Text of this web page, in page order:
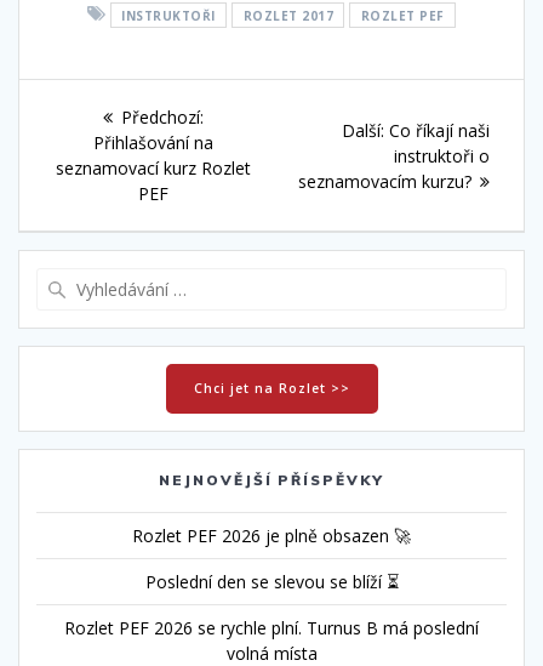
INSTRUKTOŘI ROZLET 2017 ROZLET PEF
Navigace
pro
příspěvek
Předchozí:
příspěvek:
Přihlašování na
seznamovací kurz Rozlet
PEF
Další: Další
příspěvek:
Co říkají naši
instruktoři o
seznamovacím kurzu?
Chci jet na Rozlet >>
NEJNOVĚJŠÍ PŘÍSPĚVKY
Rozlet PEF 2026 je plně obsazen 🚀
Poslední den se slevou se blíží ⏳
Rozlet PEF 2026 se rychle plní. Turnus B má poslední
volná místa